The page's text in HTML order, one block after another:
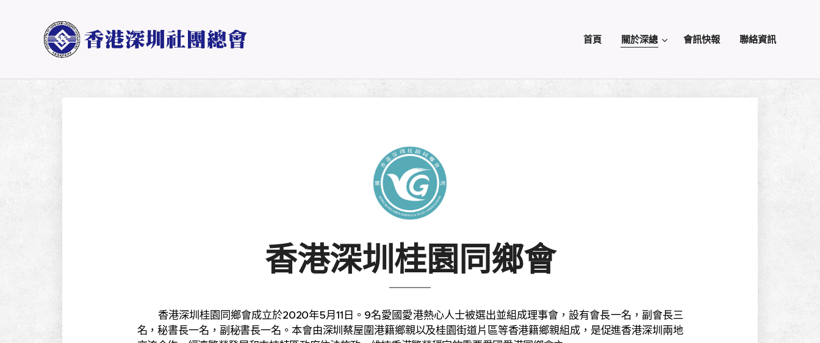
首頁 關於深總 會訊快報 聯絡資訊
香港深圳桂園同鄉會
香港深圳桂園同鄉會成立於2020年5月11日。9名愛國愛港熱心人士被選出並組成理事會，設有會長一名，副會長三
名，秘書長一名，副秘書長一名。本會由深圳蔡屋圍港籍鄉親以及桂園街道片區等香港籍鄉親組成，是促進香港深圳兩地